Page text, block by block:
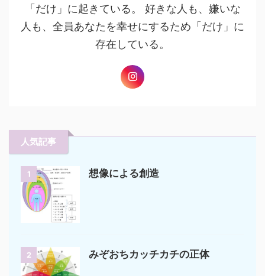
「だけ」に起きている。 好きな人も、嫌いな
人も、全員あなたを幸せにするため「だけ」に
存在している。
人気記事
1 想像による創造
2 みぞおちカッチカチの正体